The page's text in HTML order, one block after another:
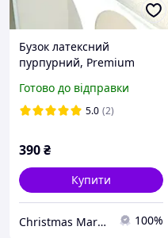
Бузок латексний
пурпурний, Premium
живі, велика гілка бузку
72 см
Готово до відправки
5.0 (2)
390₴
Купити
Christmas Market 100%